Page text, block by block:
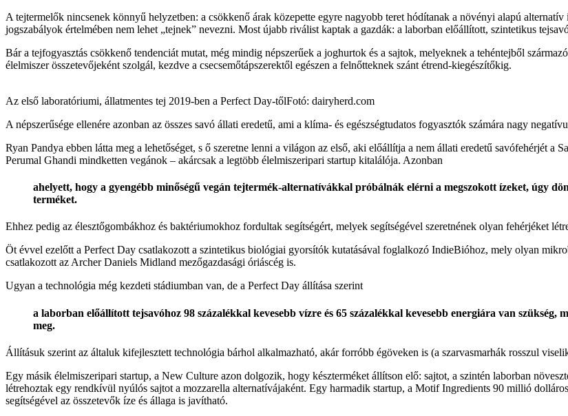
A tejtermelők nincsenek könnyű helyzetben: a csökkenő árak közepette egyre nagyobb teret hódítanak a növényi alapú
jogszabályok értelmében nem lehet „tejnek” nevezni. Most újabb riválist kaptak a gazdák: a laborban előállított, szintetikus
Bár a tejfogyasztás csökkenő tendenciát mutat, még mindig népszerűek a joghurtok és a sajtok, melyeknek a tehéntejből
élelmiszer összetevőjeként szolgál, kezdve a csecsemőtápszerektől egészen a felnőtteknek szánt étrend-kiegészítőkig.
Az első laboratóriumi, állatmentes tej 2019-ben a Perfect Day-tőlFotó: dairyherd.com
A népszerűsége ellenére azonban az összes savó állati eredetű, ami a klíma- és egészségtudatos fogyasztók számára nagy
Ryan Pandya ebben látta meg a lehetőséget, s ő szeretne lenni a világon az első, aki előállítja a nem állati eredetű savófehérjét a
Perumal Ghandi mindketten vegánok – akárcsak a legtöbb élelmiszeripari startup kitalálója. Azonban
ahelyett, hogy a gyengébb minőségű vegán tejtermék-alternatívákkal próbálnák elérni a megszokott ízeket, úgy
terméket.
Ehhez pedig az élesztőgombákhoz és baktériumokhoz fordultak segítségért, melyek segítségével szeretnének olyan fehérjéket
Öt évvel ezelőtt a Perfect Day csatlakozott a szintetikus biológiai gyorsítók kutatásával foglalkozó IndieBióhoz, mely olyan
csatlakozott az Archer Daniels Midland mezőgazdasági óriáscég is.
Ugyan a technológia még kezdeti stádiumban van, de a Perfect Day állítása szerint
a laborban előállított tejsavóhoz 98 százalékkal kevesebb vízre és 65 százalékkal kevesebb energiára van
meg.
Állításuk szerint az általuk kifejlesztett technológia bárhol alkalmazható, akár forróbb égöveken is (a szarvasmarhák rosszul
Egy másik élelmiszeripari startup, a New Culture azon dolgozik, hogy készterméket állítson elő: sajtot, a szintén laborban
létrehoztak egy rendkívül nyúlós sajtot a mozzarella alternatívájaként. Egy harmadik startup, a Motif Ingredients 90 millió
segítségével az összetevők íze és állaga is javítható.